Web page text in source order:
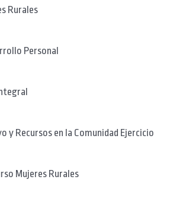
Rurales
Personal
y Recursos en la Comunidad Ejercicio
Mujeres Rurales